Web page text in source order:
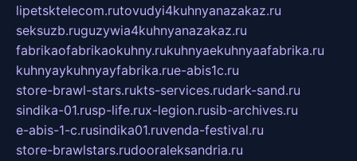
lipetsktelecom.rutovudyi4kuhnyanazakaz.ru
seksuzb.ruguzywia4kuhnyanazakaz.ru
fabrikaofabrikaokuhny.rukuhnyaekuhnyaafabrika.ru
kuhnyaykuhnyayfabrika.rue-abis1c.ru
store-brawl-stars.rukts-services.rudark-sand.ru
sindika-01.rusp-life.rux-legion.rusib-archives.ru
e-abis-1-c.rusindika01.ruvenda-festival.ru
store-brawlstars.rudooraleksandria.ru